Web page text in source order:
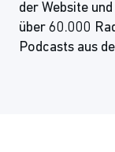
der Website
über 60.000
Podcasts aus